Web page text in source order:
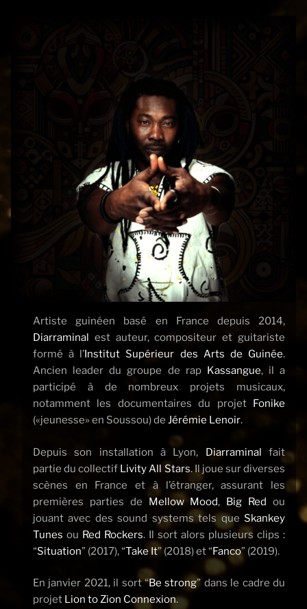
Artiste guinéen basé en France depuis 2014,
Diarraminal est auteur, compositeur et guitariste
formé à l’Institut Supérieur des Arts de Guinée.
Ancien leader du groupe de rap Kassangue, il a
participé à de nombreux projets musicaux,
notamment les documentaires du projetFonike
(«jeunesse» en Soussou) de Jérémie Lenoir.
Depuis son installation à Lyon, Diarraminalfait
partie du collectif Livity All Stars. Il joue sur diverses
scènes en France et à l’étranger, assurant les
premières parties de Mellow Mood, Big Red ou
jouant avec des sound systems tels que Skankey
Tunes ou Red Rockers. Il sort alors plusieurs clips :
“Situation” (2017), “Take It” (2018) et “Fanco” (2019).
En janvier 2021, il sort “Be strong” dans le cadre du
projet Lion to Zion Connexion.